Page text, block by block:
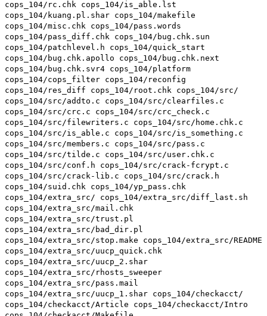
cops_104/rc.chk cops_104/is_able.lst
cops_104/kuang.pl.shar cops_104/makefile
cops_104/misc.chk cops_104/pass.words
cops_104/pass_diff.chk cops_104/bug.chk.sun
cops_104/patchlevel.h cops_104/quick_start
cops_104/bug.chk.apollo cops_104/bug.chk.next
cops_104/bug.chk.svr4 cops_104/platform
cops_104/cops_filter cops_104/reconfig
cops_104/res_diff cops_104/root.chk cops_104/src/
cops_104/src/addto.c cops_104/src/clearfiles.c
cops_104/src/crc.c cops_104/src/crc_check.c
cops_104/src/filewriters.c cops_104/src/home.chk.c
cops_104/src/is_able.c cops_104/src/is_something.c
cops_104/src/members.c cops_104/src/pass.c
cops_104/src/tilde.c cops_104/src/user.chk.c
cops_104/src/conf.h cops_104/src/crack-fcrypt.c
cops_104/src/crack-lib.c cops_104/src/crack.h
cops_104/suid.chk cops_104/yp_pass.chk
cops_104/extra_src/ cops_104/extra_src/diff_last.sh
cops_104/extra_src/mail.chk
cops_104/extra_src/trust.pl
cops_104/extra_src/bad_dir.pl
cops_104/extra_src/stop.make cops_104/extra_src/README
cops_104/extra_src/uucp_quick.chk
cops_104/extra_src/uucp_2.shar
cops_104/extra_src/rhosts_sweeper
cops_104/extra_src/pass.mail
cops_104/extra_src/uucp_1.shar cops_104/checkacct/
cops_104/checkacct/Article cops_104/checkacct/Intro